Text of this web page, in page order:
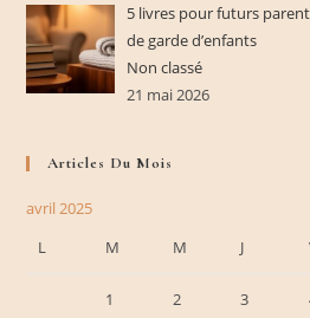
5 livres pour futurs
de garde d’enfants
Non classé
21 mai 2026
Articles Du Mois
avril 2025
L
M M J
1 2 3